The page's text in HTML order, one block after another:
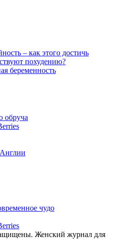
– как этого достичь
похудению?
беременность
обруча
чудо
Женский журнал для